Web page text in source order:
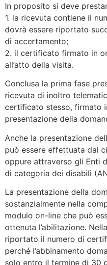
In proposito si deve
1. la ricevuta contiene il
dovrà essere riportato
di accertamento;
2. il certificato firmato in
all’atto della visita.
Conclusa la prima fase
ricevuta di inoltro
certificato stesso, firmato
presentazione della
Anche la presentazione
può essere effettuata dal
oppure attraverso gli Enti
di categoria dei disabili
La presentazione della
sostanzialmente nella
modulo on-line che può
ottenuta l’abilitazione.
riportato il numero di
perché l’abbinamento
solo entro il termine di 30